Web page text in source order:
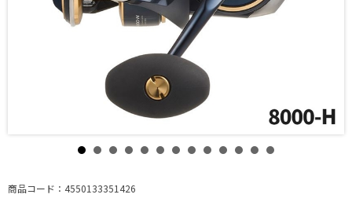
商品コード：4550133351426